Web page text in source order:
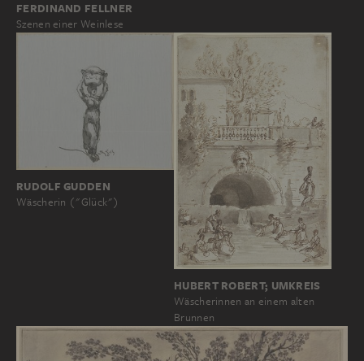
FERDINAND FELLNER
Szenen einer Weinlese
RUDOLF GUDDEN
Wäscherin ("Glück")
HUBERT ROBERT; UMKREIS
Wäscherinnen an einem alten
Brunnen